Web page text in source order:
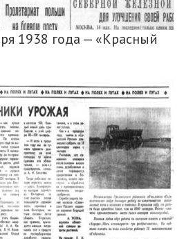
1938 года — «Красный